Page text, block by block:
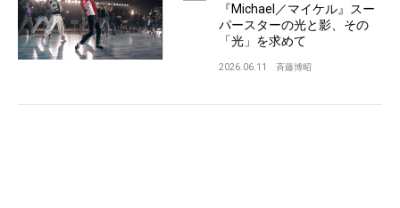
『Michael／マイケル』スー
パースターの光と影、その
「光」を求めて
2026.06.11 斉藤博昭